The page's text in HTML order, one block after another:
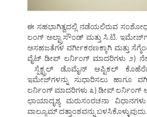
ಈ ಸಹಭಾಗಿತ್ವದಲ್ಲಿ ನಡೆಯಲಿರುವ
ಲಂಗ್‌ ಅಲ್ಟ್ರಾಸೌಂಡ್‌ ಮತ್ತು ಸಿ.ಟಿ.
ಅಸಹಜತೆಗಳ ವರ್ಗೀಕರಣಕ್ಕಾಗಿ ಮತ್ತು
ವೈಟ್‌ ಡೀಪ್‌ ಲರ್ನಿಂಗ್‌ ಮಾದರಿಗಳು ೨)
ಸ್ಪೆಕ್ಟ್ರಲ್‌ ಡೊಮೈನ್‌ ಆಪ್ಟಿಕಲ್‌
ಇಮೇಜ್‌ಗಳನ್ನು ಸುಧಾರಿಸಲು ಹಾಗೂ
ಲರ್ನಿಂಗ್‌ ಮಾದರಿಗಳು ೩) ಡೀಪ್‌ ಲರ್ನಿಂಗ್‌
ಛಾಯಾದೃಶ್ಯ ಮರುಸಂರಚನಾ
ವಾಲ್ಯೂಮ್‌ ದತ್ತಾಂಶವನ್ನು ಬಳಸಿಕೊಳ್ಳುವುದು.